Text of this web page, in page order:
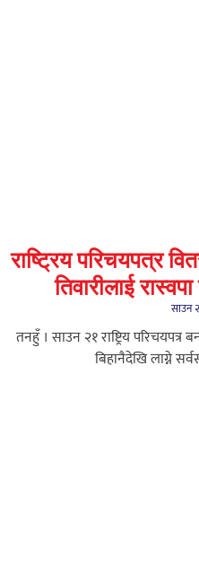
राष्ट्रिय परिचयपत्र
तिवारीलाई
साउन
तनहुँ । साउन २१ राष्ट्रिय
बिहानैदेखि लाग्ने